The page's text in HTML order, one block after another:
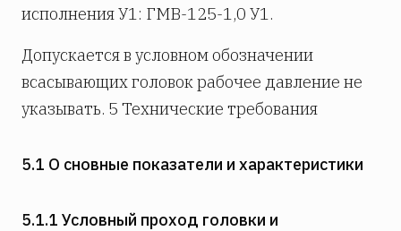
исполнения У1: ГМВ-125-1,0 У1.
Допускается в условном обозначении
всасывающих головок рабочее давление не
указывать. 5 Технические требования
5.1 О сновные показатели и характеристики
5.1.1 Условный проход головки и